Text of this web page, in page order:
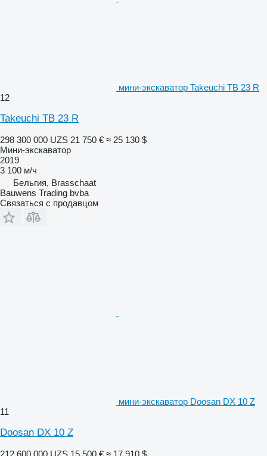
мини-экскаватор Takeuchi TB 23 R
12
Takeuchi TB 23 R
298 300 000 UZS 21 750 € ≈ 25 130 $
Мини-экскаватор
2019
3 100 м/ч
Бельгия, Brasschaat
Bauwens Trading bvba
Связаться с продавцом
мини-экскаватор Doosan DX 10 Z
11
Doosan DX 10 Z
212 600 000 UZS 15 500 € ≈ 17 910 $